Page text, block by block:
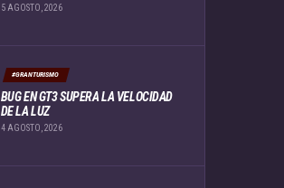
5 AGOSTO, 2026
#GRANTURISMO
BUG EN GT3 SUPERA LA VELOCIDAD
DE LA LUZ
4 AGOSTO, 2026